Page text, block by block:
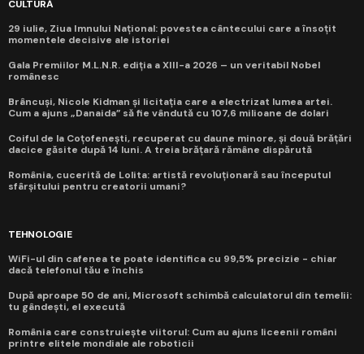
CULTURĂ
29 iulie, Ziua Imnului Național: povestea cântecului care a însoțit
momentele decisive ale istoriei
Gala Premiilor M.L.N.R. ediția a XIII-a 2026 – un veritabil Nobel
românesc
Brâncuși, Nicole Kidman și licitația care a electrizat lumea artei.
Cum a ajuns „Danaida” să fie vândută cu 107,6 milioane de dolari
Coiful de la Coțofenești, recuperat cu daune minore, și două brățări
dacice găsite după 14 luni. A treia brățară rămâne dispărută
România, cucerită de Lolita: artistă revoluționară sau începutul
sfârșitului pentru creatorii umani?
TEHNOLOGIE
WiFi-ul din cafenea te poate identifica cu 99,5% precizie - chiar
dacă telefonul tău e închis
După aproape 50 de ani, Microsoft schimbă calculatorul din temelii:
tu gândești, el execută
România care construiește viitorul: Cum au ajuns liceenii români
printre elitele mondiale ale roboticii